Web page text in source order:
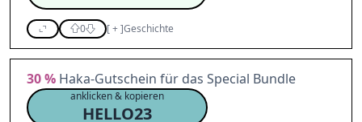
0 [+]Geschichte
30 % Haka-Gutschein für das Special Bundle
anklicken & kopieren
HELLO23